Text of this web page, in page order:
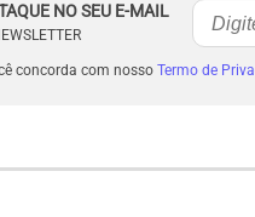
NO SEU E-MAIL
concorda com nosso Termo de